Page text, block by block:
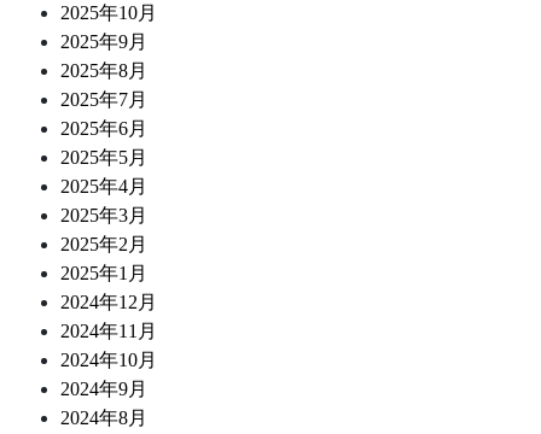
2025年10月
2025年9月
2025年8月
2025年7月
2025年6月
2025年5月
2025年4月
2025年3月
2025年2月
2025年1月
2024年12月
2024年11月
2024年10月
2024年9月
2024年8月